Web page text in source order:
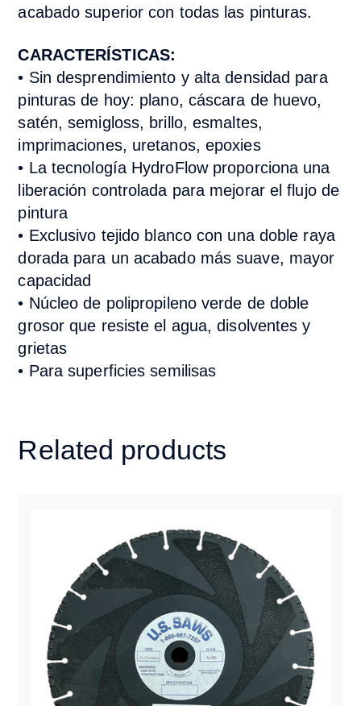
acabado superior con todas las pinturas.
CARACTERÍSTICAS:
• Sin desprendimiento y alta densidad para
pinturas de hoy: plano, cáscara de huevo,
satén, semigloss, brillo, esmaltes,
imprimaciones, uretanos, epoxies
• La tecnología HydroFlow proporciona una
liberación controlada para mejorar el flujo de
pintura
• Exclusivo tejido blanco con una doble raya
dorada para un acabado más suave, mayor
capacidad
• Núcleo de polipropileno verde de doble
grosor que resiste el agua, disolventes y
grietas
• Para superficies semilisas
Related products